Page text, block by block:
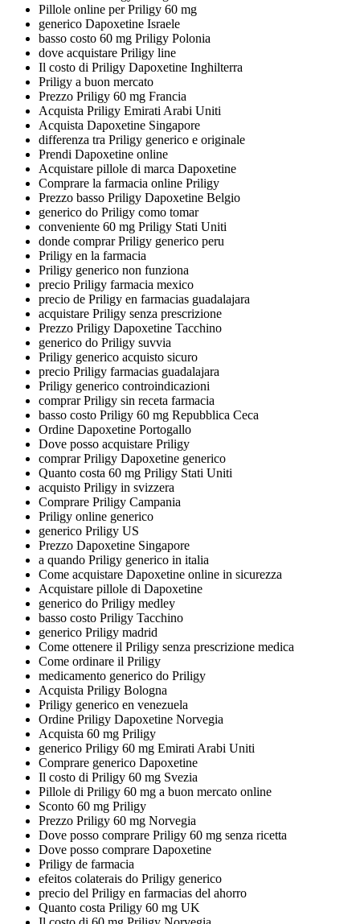
Pillole online per Priligy 60 mg
generico Dapoxetine Israele
basso costo 60 mg Priligy Polonia
dove acquistare Priligy line
Il costo di Priligy Dapoxetine Inghilterra
Priligy a buon mercato
Prezzo Priligy 60 mg Francia
Acquista Priligy Emirati Arabi Uniti
Acquista Dapoxetine Singapore
differenza tra Priligy generico e originale
Prendi Dapoxetine online
Acquistare pillole di marca Dapoxetine
Comprare la farmacia online Priligy
Prezzo basso Priligy Dapoxetine Belgio
generico do Priligy como tomar
conveniente 60 mg Priligy Stati Uniti
donde comprar Priligy generico peru
Priligy en la farmacia
Priligy generico non funziona
precio Priligy farmacia mexico
precio de Priligy en farmacias guadalajara
acquistare Priligy senza prescrizione
Prezzo Priligy Dapoxetine Tacchino
generico do Priligy suvvia
Priligy generico acquisto sicuro
precio Priligy farmacias guadalajara
Priligy generico controindicazioni
comprar Priligy sin receta farmacia
basso costo Priligy 60 mg Repubblica Ceca
Ordine Dapoxetine Portogallo
Dove posso acquistare Priligy
comprar Priligy Dapoxetine generico
Quanto costa 60 mg Priligy Stati Uniti
acquisto Priligy in svizzera
Comprare Priligy Campania
Priligy online generico
generico Priligy US
Prezzo Dapoxetine Singapore
a quando Priligy generico in italia
Come acquistare Dapoxetine online in sicurezza
Acquistare pillole di Dapoxetine
generico do Priligy medley
basso costo Priligy Tacchino
generico Priligy madrid
Come ottenere il Priligy senza prescrizione medica
Come ordinare il Priligy
medicamento generico do Priligy
Acquista Priligy Bologna
Priligy generico en venezuela
Ordine Priligy Dapoxetine Norvegia
Acquista 60 mg Priligy
generico Priligy 60 mg Emirati Arabi Uniti
Comprare generico Dapoxetine
Il costo di Priligy 60 mg Svezia
Pillole di Priligy 60 mg a buon mercato online
Sconto 60 mg Priligy
Prezzo Priligy 60 mg Norvegia
Dove posso comprare Priligy 60 mg senza ricetta
Dove posso comprare Dapoxetine
Priligy de farmacia
efeitos colaterais do Priligy generico
precio del Priligy en farmacias del ahorro
Quanto costa Priligy 60 mg UK